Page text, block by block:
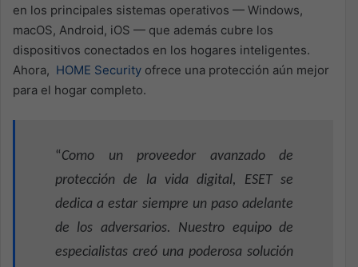
en los principales sistemas operativos — Windows,
macOS, Android, iOS — que además cubre los
dispositivos conectados en los hogares inteligentes.
Ahora, HOME Security ofrece una protección aún mejor
para el hogar completo.
“Como un proveedor avanzado de
protección de la vida digital, ESET se
dedica a estar siempre un paso adelante
de los adversarios. Nuestro equipo de
especialistas creó una poderosa solución